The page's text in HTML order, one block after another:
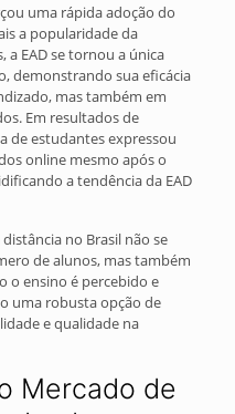
uma rápida adoção do
a popularidade da
a EAD se tornou a única
demonstrando sua eficácia
mas também em
Em resultados de
de estudantes expressou
online mesmo após o
a tendência da EAD
no Brasil não se
de alunos, mas também
o ensino é percebido e
uma robusta opção de
e qualidade na
Mercado de